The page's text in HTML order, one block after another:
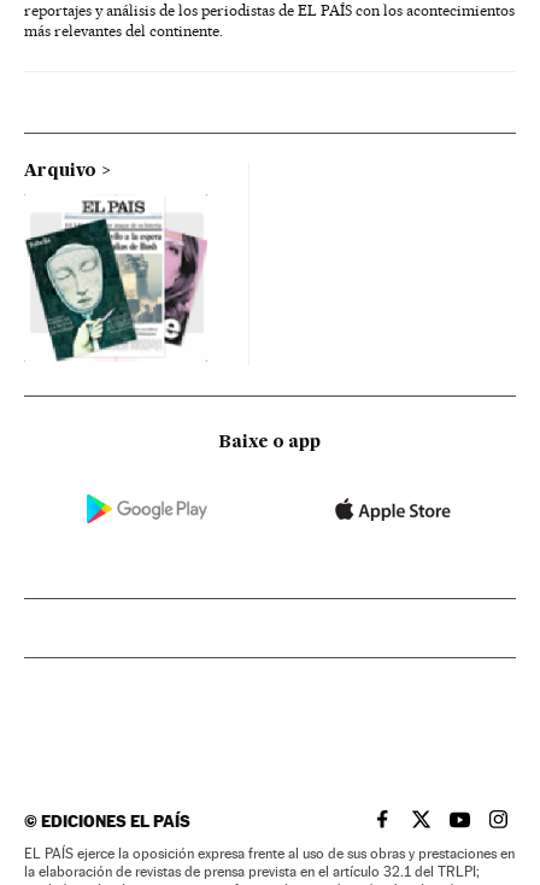
reportajes y análisis de los periodistas de EL PAÍS con los acontecimientos
más relevantes del continente.
Arquivo
Baixe o app
©EDICIONES EL PAÍS EL PAÍS BRASIL EN
EL PAÍSEL PAÍS
EL
EL PAÍS ejerce la oposición expresa frente al uso de sus obras y prestaciones en
la elaboración de revistas de prensa prevista en el artículo 32.1 del TRLPI;